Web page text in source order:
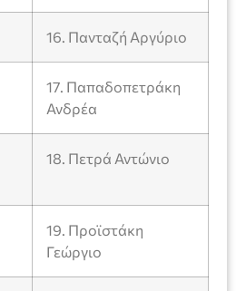
16. Πανταζή Αργύριο
17. Παπαδοπετράκη
Ανδρέα
18. Πετρά Αντώνιο
19. Προϊστάκη
Γεώργιο